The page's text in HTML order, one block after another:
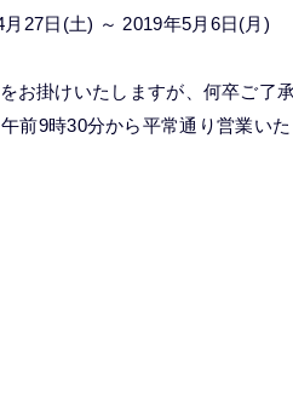
27日(土) ～ 2019年5月6日(月)
お掛けいたしますが、何卒ご了
前9時30分から平常通り営業いた